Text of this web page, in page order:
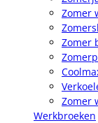
Zomer
Zomer
Zomer
Werkbroeken